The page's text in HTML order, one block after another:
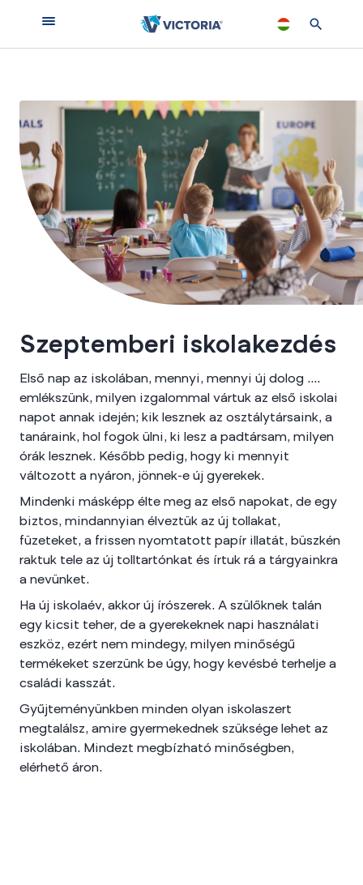
Szeptemberi iskolakezdés
Első nap az iskolában, mennyi, mennyi új dolog ....
emlékszünk, milyen izgalommal vártuk az első iskolai
napot annak idején; kik lesznek az osztálytársaink, a
tanáraink, hol fogok ülni, ki lesz a padtársam, milyen
órák lesznek. Később pedig, hogy ki mennyit
változott a nyáron, jönnek-e új gyerekek.
Mindenki másképp élte meg az első napokat, de egy
biztos, mindannyian élveztük az új tollakat,
füzeteket, a frissen nyomtatott papír illatát, büszkén
raktuk tele az új tolltartónkat és írtuk rá a tárgyainkra
a nevünket.
Ha új iskolaév, akkor új írószerek. A szülőknek talán
egy kicsit teher, de a gyerekeknek napi használati
eszköz, ezért nem mindegy, milyen minőségű
termékeket szerzünk be úgy, hogy kevésbé terhelje a
családi kasszát.
Gyűjteményünkben minden olyan iskolaszert
megtalálsz, amire gyermekednek szüksége lehet az
iskolában. Mindezt megbízható minőségben,
elérhető áron.